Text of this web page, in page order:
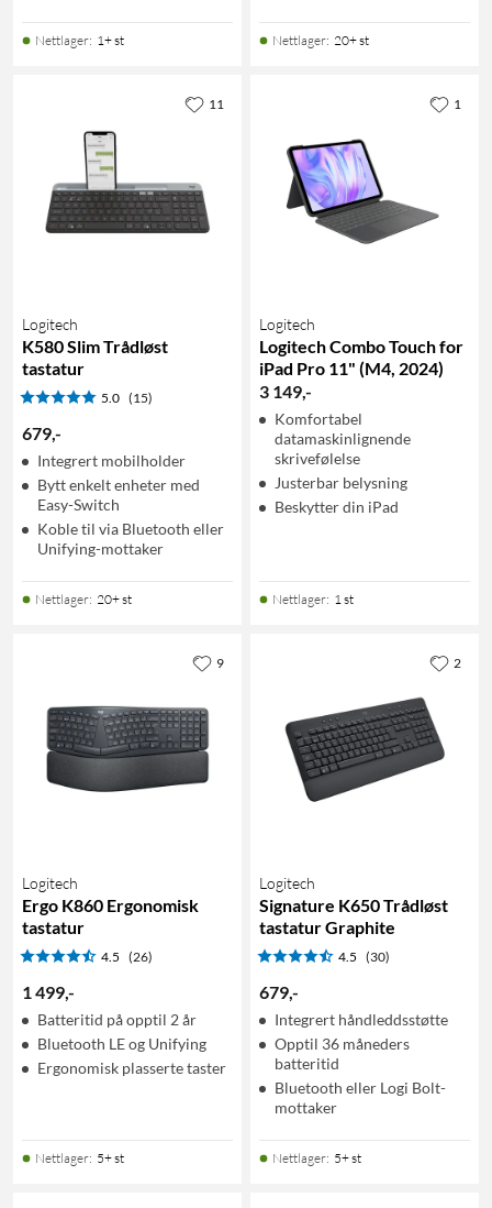
Nettlager: 1+ st Nettlager: 20+ st
Logitech
K580 Slim Trådløst
tastatur
5.0 (15)
679,-
Integrert mobilholder
Bytt enkelt enheter med
Easy-Switch
Koble til via Bluetooth eller
Unifying-mottaker
Nettlager: 20+ st
11
Logitech
Logitech Combo Touch for
iPad Pro 11" (M4, 2024)
3 149,-
Komfortabel
datamaskinlignende
skrivefølelse
Justerbar belysning
Beskytter din iPad
Nettlager: 1 st
1
Logitech
Ergo K860 Ergonomisk
tastatur
4.5 (26)
1 499,-
Batteritid på opptil 2 år
Bluetooth LE og Unifying
Ergonomisk plasserte taster
Nettlager: 5+ st
9
Logitech
Signature K650 Trådløst
tastatur Graphite
4.5 (30)
679,-
Integrert håndleddsstøtte
Opptil 36 måneders
batteritid
Bluetooth eller Logi Bolt-
mottaker
Nettlager: 5+ st
2